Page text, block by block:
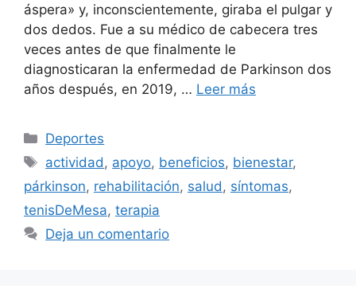
áspera» y, inconscientemente, giraba el pulgar y
dos dedos. Fue a su médico de cabecera tres
veces antes de que finalmente le
diagnosticaran la enfermedad de Parkinson dos
años después, en 2019, … Leer más
Categorías
Deportes
Etiquetas
actividad , apoyo, beneficios, bienestar,
párkinson, rehabilitación, salud , síntomas,
tenisDeMesa, terapia
Deja un comentario